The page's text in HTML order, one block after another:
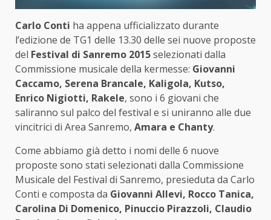
Carlo Conti ha appena ufficializzato durante
l’edizione de TG1 delle 13.30 delle sei nuove proposte
del Festival di Sanremo 2015selezionati dalla
Commissione musicale della kermesse: Giovanni
Caccamo, Serena Brancale, Kaligola, Kutso,
Enrico Nigiotti, Rakele, sono i 6 giovani che
saliranno sul palco del festival e si uniranno alle due
vincitrici di Area Sanremo, Amara e Chanty.
Come abbiamo già detto i nomi delle 6 nuove
proposte sono stati selezionati dalla Commissione
Musicale del Festival di Sanremo, presieduta da Carlo
Conti e composta da Giovanni Allevi, Rocco Tanica,
Carolina Di Domenico, Pinuccio Pirazzoli, Claudio